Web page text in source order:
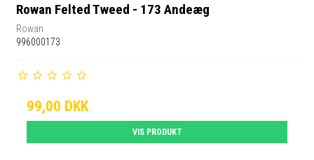
Rowan Felted Tweed - 173 Andeæg
Rowan
996000173
99,00 DKK
VIS PRODUKT